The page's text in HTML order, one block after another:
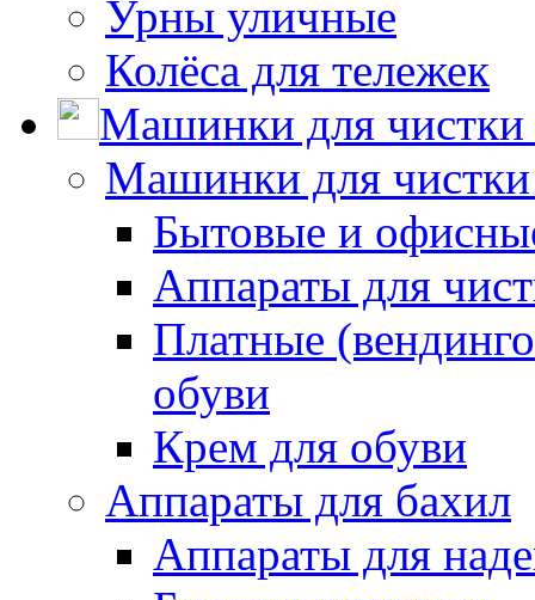
Урны уличные
Колёса для тележек
Машинки для чистки
Машинки для
Бытовые и
Аппараты для
Платные
обуви
Крем для обуви
Аппараты для бахил
Аппараты для